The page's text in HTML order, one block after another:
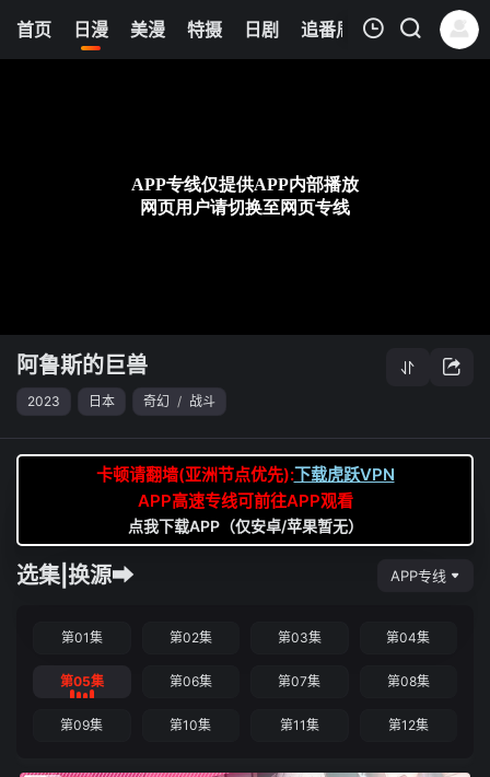
首页 日漫 美漫 特摄 日剧 追番周表 今日更新
0
清空
阿鲁斯的巨兽
2023 日本 奇幻 / 战斗
卡顿请翻墙(亚洲节点优先):下载虎跃VPN
APP高速专线可前往APP观看
点我下载APP（仅安卓/苹果暂无）
选集|换源➡ APP专线
第01集 第02集 第03集 第04集
第05集 第06集 第07集 第08集
第09集 第10集 第11集 第12集